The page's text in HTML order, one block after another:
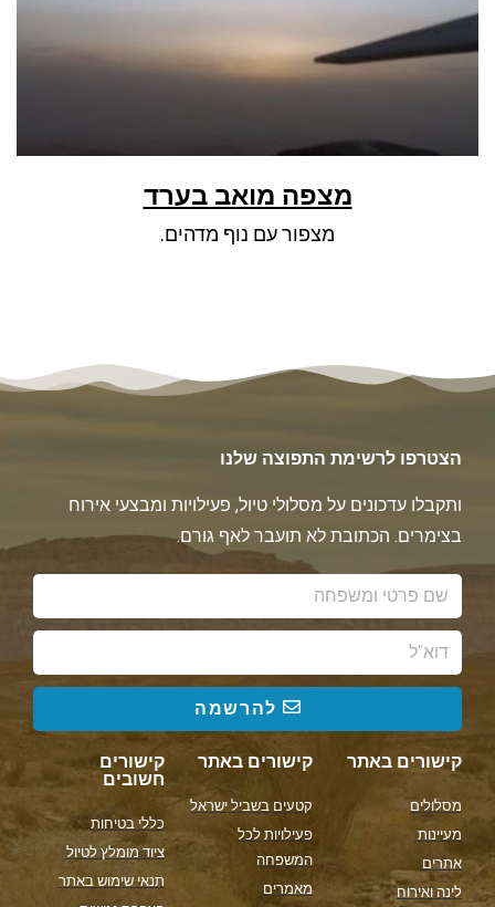
מצפה מואב בערד
מצפור עם נוף מדהים.
הצטרפו לרשימת התפוצה שלנו
ותקבלו עדכונים על מסלולי טיול, פעילויות ומבצעי אירוח
בצימרים. הכתובת לא תועבר לאף גורם.
להרשמה
קישורים באתר
מסלולים
מעיינות
אתרים
לינה ואירוח
קישורים באתר
קטעים בשביל ישראל
פעילויות לכל
המשפחה
מאמרים
קישורים
חשובים
כללי בטיחות
ציוד מומלץ לטיול
תנאי שימוש באתר